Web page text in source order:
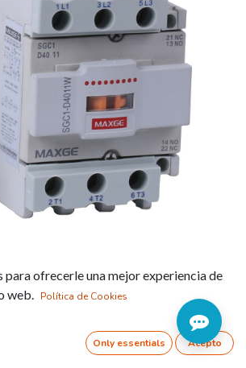
4-pole
for control in
control
ofrecerle una mejor experiencia de
web. Política de Cookies
Only essentials Acepto